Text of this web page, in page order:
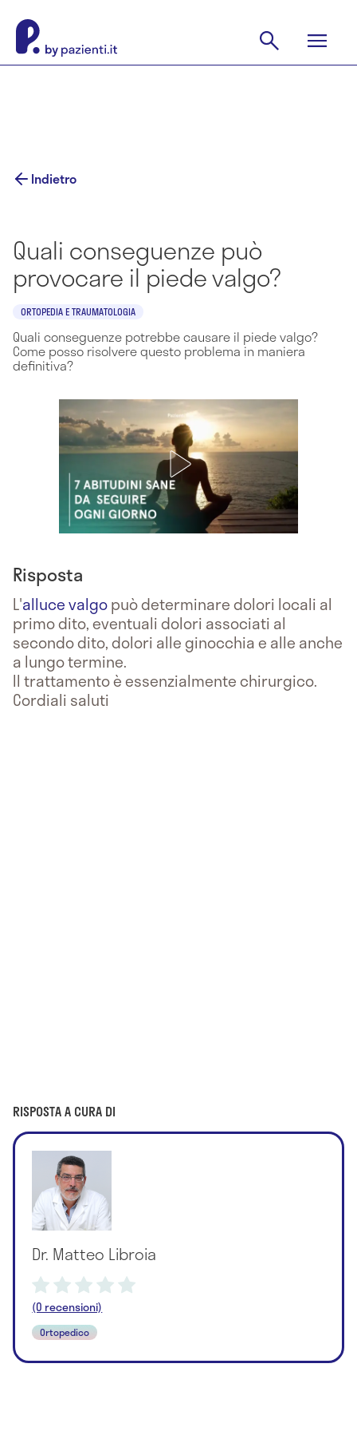
Indietro
Quali conseguenze può
provocare il piede valgo?
ORTOPEDIA E TRAUMATOLOGIA
Quali conseguenze potrebbe causare il piede valgo?
Come posso risolvere questo problema in maniera
definitiva?
Risposta
L'alluce valgopuò determinare dolori locali al
primo dito, eventuali dolori associati al
secondo dito, dolori alle ginocchia e alle anche
a lungo termine.
Il trattamento è essenzialmente chirurgico.
Cordiali saluti
RISPOSTA A CURA DI
Dr. Matteo Libroia
(0 recensioni)
Ortopedico